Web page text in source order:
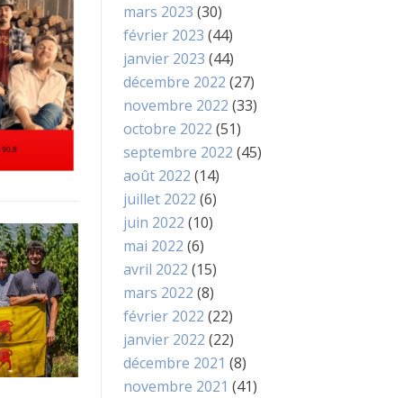
mars 2023 (30)
février 2023 (44)
janvier 2023 (44)
décembre 2022 (27)
novembre 2022 (33)
octobre 2022 (51)
septembre 2022 (45)
août 2022 (14)
juillet 2022 (6)
juin 2022 (10)
mai 2022 (6)
avril 2022 (15)
mars 2022 (8)
février 2022 (22)
janvier 2022 (22)
décembre 2021 (8)
novembre 2021 (41)